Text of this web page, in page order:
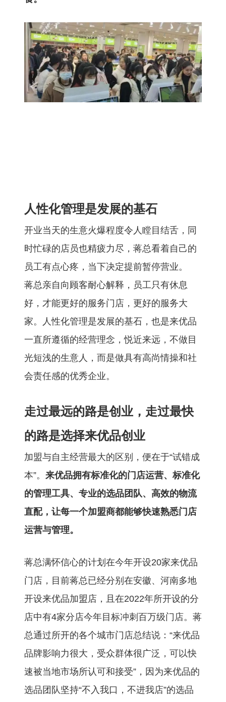
人性化管理是发展的基石
开业当天的生意火爆程度令人瞠目结舌，同
时忙碌的店员也精疲力尽，蒋总看着自己的
员工有点心疼，当下决定提前暂停营业。
蒋总亲自向顾客耐心解释，员工只有休息
好，才能更好的服务门店，更好的服务大
家。人性化管理是发展的基石，也是来优品
一直所遵循的经营理念，悦近来远，不做目
光短浅的生意人，而是做具有高尚情操和社
会责任感的优秀企业。
走过最远的路是创业，走过最快
的路是选择来优品创业
加盟与自主经营最大的区别，便在于“试错成
本”。 来优品拥有标准化的门店运营、标准化
的管理工具、专业的选品团队、高效的物流
直配，让每一个加盟商都能够快速熟悉门店
运营与管理。
蒋总满怀信心的计划在今年开设20家来优品
门店，目前蒋总已经分别在安徽、河南多地
开设来优品加盟店，且在2022年所开设的分
店中有4家分店今年目标冲刺百万级门店。蒋
总通过所开的各个城市门店总结说：“来优品
品牌影响力很大，受众群体很广泛，可以快
速被当地市场所认可和接受”，因为来优品的
选品团队坚持“不入我口，不进我店”的选品